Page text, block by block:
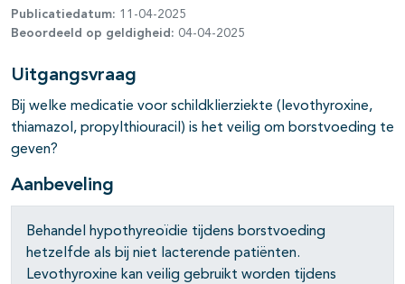
open- en dichtklappen
open- en dichtklappen
open- en dichtklappen
open- en dichtklappen
open- en dichtklappen
Publicatiedatum: 11-04-2025
Beoordeeld op geldigheid: 04-04-2025
Uitgangsvraag
Bij welke medicatie voor schildklierziekte (levothyroxine,
thiamazol, propylthiouracil) is het veilig om borstvoeding te
geven?
Aanbeveling
Behandel hypothyreoïdie tijdens borstvoeding
hetzelfde als bij niet lacterende patiënten.
Levothyroxine kan veilig gebruikt worden tijdens